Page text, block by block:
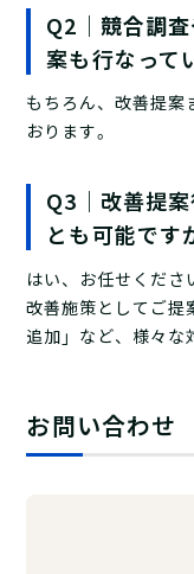
Q2｜ 競合調
案も行なって
もちろん、改善提案
おります。
Q3｜改善提
とも可能です
はい、お任せくださ
改善施策としてご提
追加」など、様々な
お問い合わせ